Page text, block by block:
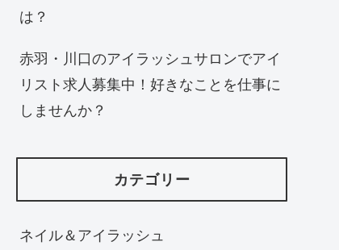
は？
赤羽・川口のアイラッシュサロンでアイ
リスト求人募集中！好きなことを仕事に
しませんか？
カテゴリー
ネイル＆アイラッシュ